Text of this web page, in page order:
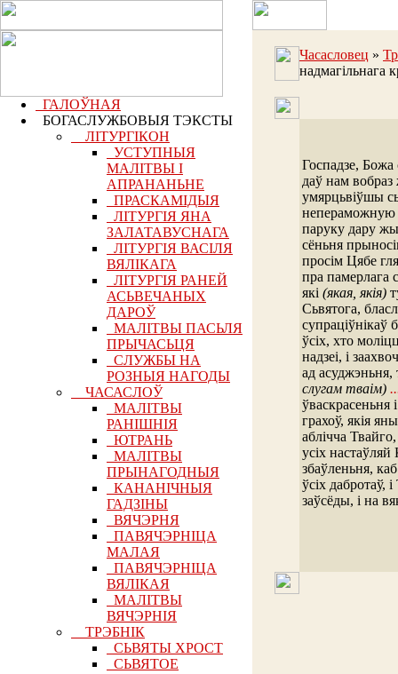
ГАЛОЎНАЯ
БОГАСЛУЖБОВЫЯ ТЭКСТЫ
ЛІТУРГІКОН
УСТУПНЫЯ
МАЛІТВЫ І
АПРАНАНЬНЕ
ПРАСКАМІДЫЯ
ЛІТУРГІЯ ЯНА
ЗАЛАТАВУСНАГА
ЛІТУРГІЯ ВАСІЛЯ
ВЯЛІКАГА
ЛІТУРГІЯ РАНЕЙ
АСЬВЕЧАНЫХ
ДАРОЎ
МАЛІТВЫ ПАСЬЛЯ
ПРЫЧАСЬЦЯ
СЛУЖБЫ НА
РОЗНЫЯ НАГОДЫ
ЧАСАСЛОЎ
МАЛІТВЫ
РАНІШНІЯ
ЮТРАНЬ
МАЛІТВЫ
ПРЫНАГОДНЫЯ
КАНАНІЧНЫЯ
ГАДЗІНЫ
ВЯЧЭРНЯ
ПАВЯЧЭРНІЦА
МАЛАЯ
ПАВЯЧЭРНІЦА
ВЯЛІКАЯ
МАЛІТВЫ
ВЯЧЭРНІЯ
ТРЭБНІК
СЬВЯТЫ ХРОСТ
СЬВЯТОЕ
Часасловец »
надмагільнага
Госпадзе,
даў нам
умярцьвіўшы
непераможную
паруку дару
сёньня
просім Цябе
пра памерлага
які (якая, якія)
Сьвятога,
супраціўнікаў
ўсіх, хто
надзеі, і
ад асуджэньня,
слугам тваім)
ўваскрасеньня
грахоў, якія
аблічча
усіх
збаўленьня,
ўсіх дабротаў,
заўсёды, і на